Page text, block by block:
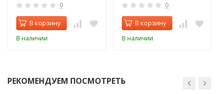
0
В корзину
В наличии
0
В корзину
В наличии
РЕКОМЕНДУЕМ ПОСМОТРЕТЬ